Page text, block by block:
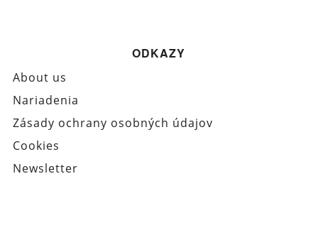
ODKAZY
About us
Nariadenia
Zásady ochrany osobných údajov
Cookies
Newsletter